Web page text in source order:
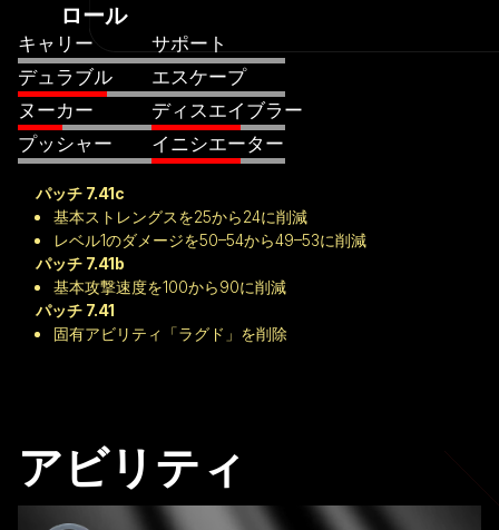
ロール
キャリー
デュラブル
ヌーカー
プッシャー
サポート
エスケープ
ディスエイブラー
イニシエーター
パッチ 7.41c
基本ストレングスを25から24に削減
レベル1のダメージを50–54から49–53に削減
パッチ 7.41b
基本攻撃速度を100から90に削減
パッチ 7.41
固有アビリティ「ラグド」を削除
アビリティ